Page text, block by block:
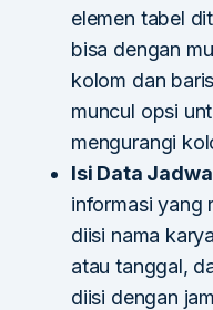
elemen tabel
bisa dengan
kolom dan
muncul opsi
mengurangi
Isi Data
informasi yang
diisi nama
atau tanggal,
diisi dengan